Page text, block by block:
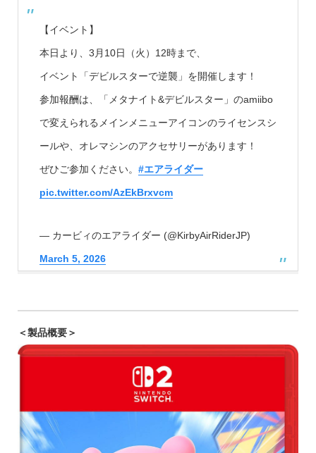
【イベント】
本日より、3月10日（火）12時まで、
イベント「デビルスターで逆襲」を開催します！
参加報酬は、「メタナイト&デビルスター」のamiibo
で変えられるメインメニューアイコンのライセンスシ
ールや、オレマシンのアクセサリーがあります！
ぜひご参加ください。 #エアライダー
pic.twitter.com/AzEkBrxvcm
— カービィのエアライダー (@KirbyAirRiderJP)
March 5, 2026
＜製品概要＞